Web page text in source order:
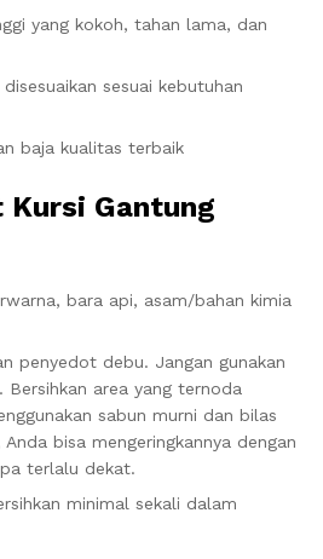
yang kokoh, tahan lama, dan
sesuai kebutuhan
baja kualitas terbaik
Gantung
bara api, asam/bahan kimia
penyedot debu. Jangan gunakan
area yang ternoda
sabun murni dan bilas
bisa mengeringkannya dengan
terlalu dekat.
minimal sekali dalam